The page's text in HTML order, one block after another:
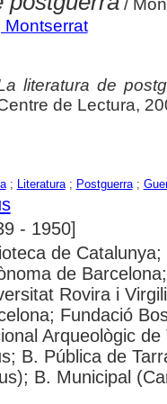
/
Montserrat
literatura de
de Lectura,
; Literatura; Postguerra;
- 1950]
de
de
Rovira i
Fundació
Arqueològic
B. Pública de
B. Municipal